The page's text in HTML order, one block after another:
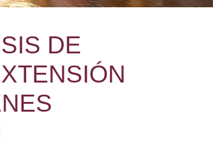
DE